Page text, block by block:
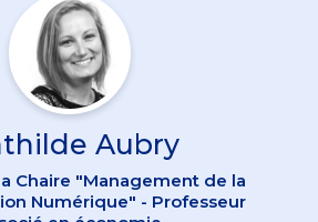
Aubry
Chaire "Management de la
Numérique" - Professeur